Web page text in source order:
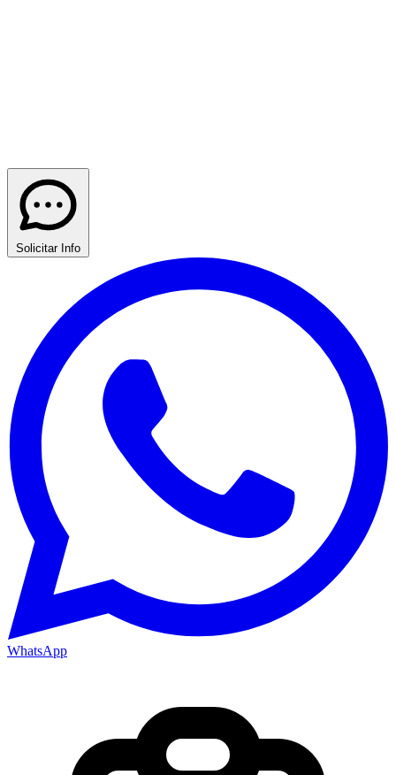
Solicitar Info
WhatsApp